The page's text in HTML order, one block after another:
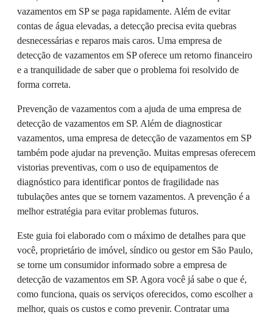
vazamentos em SP se paga rapidamente. Além de evitar
contas de água elevadas, a detecção precisa evita quebras
desnecessárias e reparos mais caros. Uma empresa de
detecção de vazamentos em SP oferece um retorno financeiro
e a tranquilidade de saber que o problema foi resolvido de
forma correta.
Prevenção de vazamentos com a ajuda de uma empresa de
detecção de vazamentos em SP. Além de diagnosticar
vazamentos, uma empresa de detecção de vazamentos em SP
também pode ajudar na prevenção. Muitas empresas oferecem
vistorias preventivas, com o uso de equipamentos de
diagnóstico para identificar pontos de fragilidade nas
tubulações antes que se tornem vazamentos. A prevenção é a
melhor estratégia para evitar problemas futuros.
Este guia foi elaborado com o máximo de detalhes para que
você, proprietário de imóvel, síndico ou gestor em São Paulo,
se torne um consumidor informado sobre a empresa de
detecção de vazamentos em SP. Agora você já sabe o que é,
como funciona, quais os serviços oferecidos, como escolher a
melhor, quais os custos e como prevenir. Contratar uma